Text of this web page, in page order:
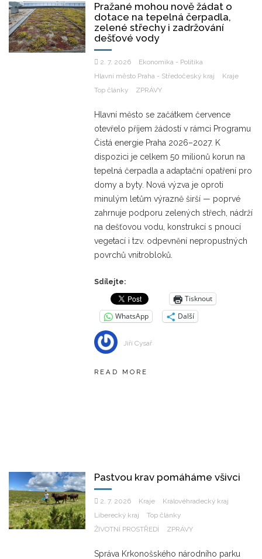
Pražané mohou nově žádat o
dotace na tepelná čerpadla,
zelené střechy i zadržování
dešťové vody
2. 7. 2026
Ekonomika - Politika
Hlavní město Praha - Středočeský kraj
Kraje
Top články
ZPRÁVY
Hlavní město se začátkem července
otevřelo příjem žádostí v rámci Programu
Čistá energie Praha 2026–2027. K
dispozici je celkem 50 milionů korun na
tepelná čerpadla a adaptační opatření pro
domy a byty. Nová výzva je oproti
minulým letům výrazně širší — poprvé
zahrnuje podporu zelených střech, nádrží
na dešťovou vodu, konstrukcí s pnoucí
vegetací i tzv. odpevnění nepropustných
povrchů vnitrobloků.
Sdílejte:
Tisknout
WhatsApp
Další
Jiří Cysař
READ MORE
Pastvou krav pomáháme všivci
2. 7. 2026 Kraje
Královéhradecký kraj
Liberecký kraj
Top články
ŽIVOTNÍ PROSTŘEDÍ
ZPRÁVY
Správa Krkonošského národního parku